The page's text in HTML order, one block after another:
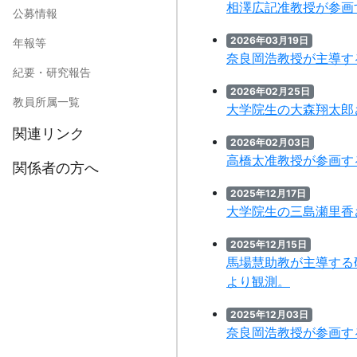
公募情報
年報等
紀要・研究報告
教員所属一覧
関連リンク
関係者の方へ
相澤広記准教授が参
2026年03月19日
奈良岡浩教授が主導
2026年02月25日
大学院生の大森翔太
2026年02月03日
高橋太准教授が参画
2025年12月17日
大学院生の三島瀬里
2025年12月15日
馬場慧助教が主導す
より観測。
2025年12月03日
奈良岡浩教授が参画